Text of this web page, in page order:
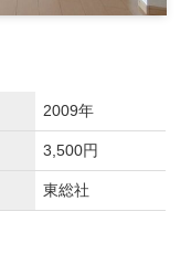
2009年
3,500円
東総社